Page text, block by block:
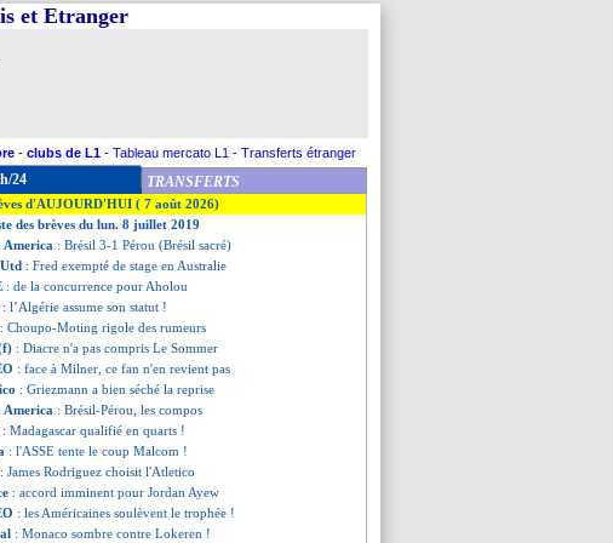
et Etranger
- clubs de L1 - Tableau mercato L1 - Transferts étranger
24 TRANSFERTS
d'AUJOURD'HUI ( 7 août 2026)
des brèves du lun. 8 juillet 2019
America : Brésil 3-1 Pérou (Brésil sacré)
: Fred exempté de stage en Australie
: de la concurrence pour Aholou
: l’Algérie assume son statut !
: Choupo-Moting rigole des rumeurs
: Diacre n'a pas compris Le Sommer
: face à Milner, ce fan n'en revient pas
: Griezmann a bien séché la reprise
America : Brésil-Pérou, les compos
: Madagascar qualifié en quarts !
: l'ASSE tente le coup Malcom !
: James Rodriguez choisit l'Atletico
: accord imminent pour Jordan Ayew
: les Américaines soulèvent le trophée !
: Monaco sombre contre Lokeren !